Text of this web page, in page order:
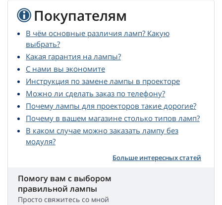
Покупателям
В чём основные различия ламп? Какую
выбрать?
Какая гарантия на лампы?
С нами вы экономите
Инструкция по замене лампы в проекторе
Можно ли сделать заказ по телефону?
Почему лампы для проекторов такие дорогие?
Почему в вашем магазине столько типов ламп?
В каком случае можно заказать лампу без
модуля?
Больше интересных статей
Помогу вам с выбором
правильной лампы
Просто свяжитесь со мной